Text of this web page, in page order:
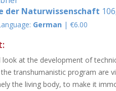
der Naturwissenschaft
German | €6.00
look at the development of
transhumanistic program are
the living body, to make it